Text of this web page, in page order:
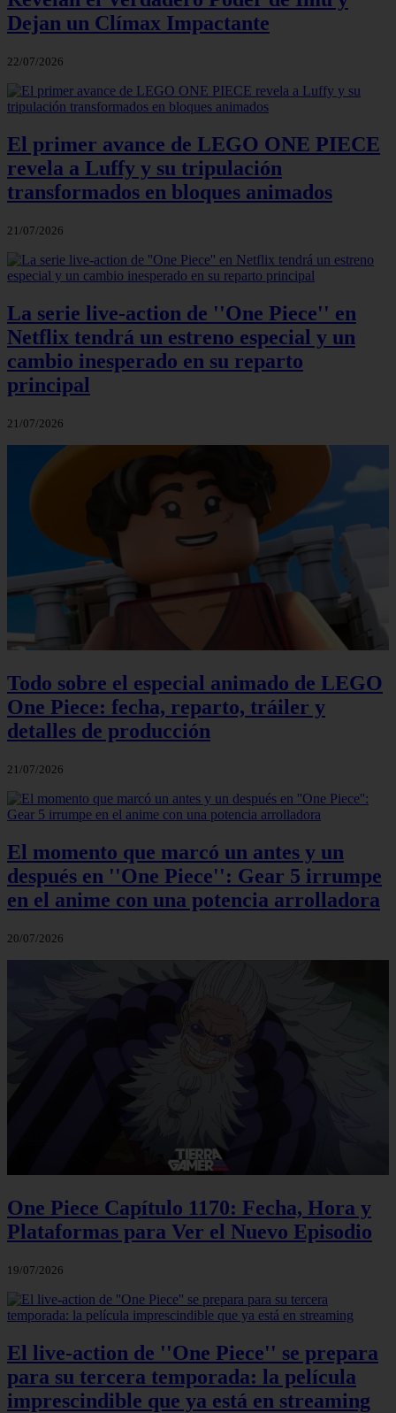
Dejan un Clímax Impactante
22/07/2026
El primer avance de LEGO ONE PIECE
revela a Luffy y su tripulación
transformados en bloques animados
21/07/2026
La serie live-action de ''One Piece'' en
Netflix tendrá un estreno especial y un
cambio inesperado en su reparto
principal
21/07/2026
Todo sobre el especial animado de LEGO
One Piece: fecha, reparto, tráiler y
detalles de producción
21/07/2026
El momento que marcó un antes y un
después en ''One Piece'': Gear 5 irrumpe
en el anime con una potencia arrolladora
20/07/2026
One Piece Capítulo 1170: Fecha, Hora y
Plataformas para Ver el Nuevo Episodio
19/07/2026
El live-action de ''One Piece'' se prepara
para su tercera temporada: la película
imprescindible que ya está en streaming